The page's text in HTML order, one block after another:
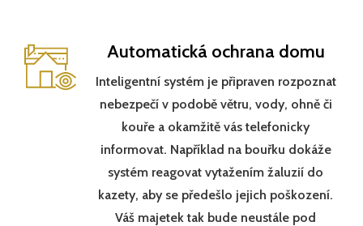
Automatická ochrana domu
Inteligentní systém je připraven rozpoznat
nebezpečí v podobě větru, vody, ohně či
kouře a okamžitě vás telefonicky
informovat. Například na bouřku dokáže
systém reagovat vytažením žaluzií do
kazety, aby se předešlo jejich poškození.
Váš majetek tak bude neustále pod